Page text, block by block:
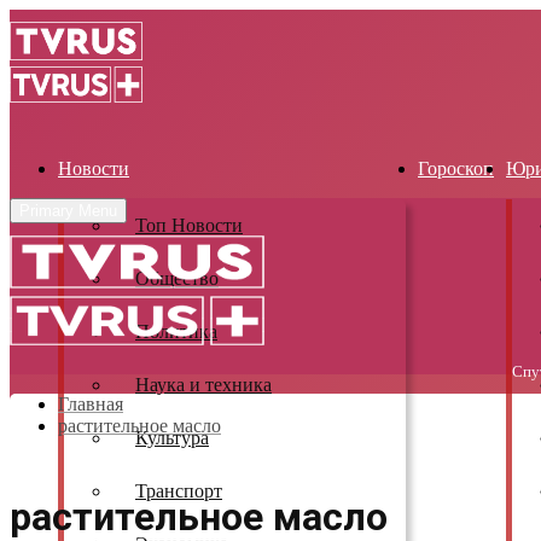
Новости
Топ Новости
Общество
Политика
Наука и техника
Культура
Транспорт
Гороскоп
Главная
растительное масло
растительное масло